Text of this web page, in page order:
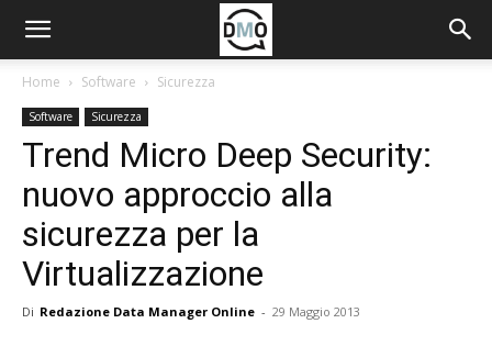
Home Software Sicurezza
Software Sicurezza
Trend Micro Deep Security:
nuovo approccio alla
sicurezza per la
Virtualizzazione
Di Redazione Data Manager Online - 29 Maggio 2013